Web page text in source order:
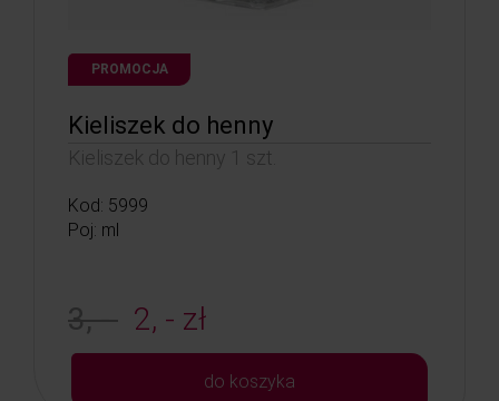
PROMOCJA
Kieliszek do henny
Kieliszek do henny 1 szt.
Kod: 5999
Poj: ml
3, - 2, - zł
do koszyka